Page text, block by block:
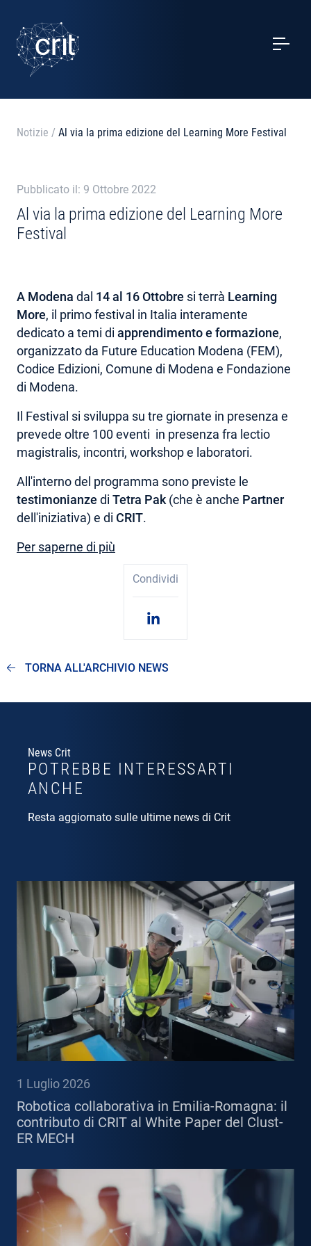
SERVIZI
CASI STUDIO
CONTATTI
AREA RISERVATA
Notizie / Al via la prima edizione del Learning More Festival
Pubblicato il: 9 Ottobre 2022
Al via la prima edizione del Learning More
Festival
A Modena dal 14 al 16 Ottobre si terrà Learning
More, il primo festival in Italia interamente
dedicato a temi di apprendimento e formazione,
organizzato da Future Education Modena (FEM),
Codice Edizioni, Comune di Modena e Fondazione
di Modena.
Il Festival si sviluppa su tre giornate in presenza e
prevede oltre 100 eventi in presenza fra lectio
magistralis, incontri, workshop e laboratori.
All'interno del programma sono previste le
testimonianze di Tetra Pak (che è anche Partner
dell'iniziativa) e di CRIT.
Per saperne di più
Condividi
TORNA ALL'ARCHIVIO NEWS
News Crit
POTREBBE INTERESSARTI
ANCHE
Resta aggiornato sulle ultime news di Crit
1 Luglio 2026
Robotica collaborativa in Emilia-Romagna: il
contributo di CRIT al White Paper del Clust-
ER MECH